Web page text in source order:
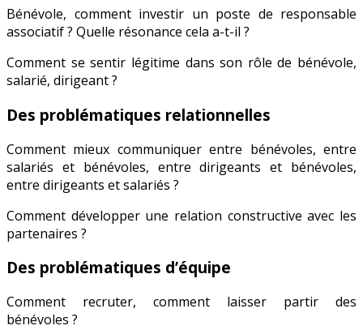
Bénévole, comment investir un poste de responsable
associatif ? Quelle résonance cela a-t-il ?
Comment se sentir légitime dans son rôle de bénévole,
salarié, dirigeant ?
Des problématiques relationnelles
Comment mieux communiquer entre bénévoles, entre
salariés et bénévoles, entre dirigeants et bénévoles,
entre dirigeants et salariés ?
Comment développer une relation constructive avec les
partenaires ?
Des problématiques d’équipe
Comment recruter, comment laisser partir des
bénévoles ?